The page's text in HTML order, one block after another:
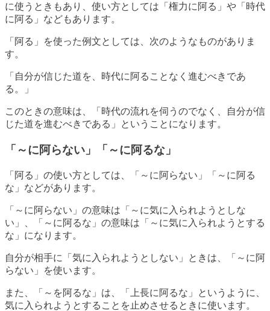
に使うときもあり、使い方としては「権力に阿る」や「時代
に阿る」などもあります。
「阿る」を使った例文としては、次のようなものがありま
す。
「自分が信じた道を、時代に阿ることなく進むべきであ
る。」
このときの意味は、「時代の流れを伺うのでなく、自分が信
じた道を進むべきである」ということになります。
「～に阿らない」「～に阿るな」
「阿る」の使い方としては、「～に阿らない」「～に阿る
な」などがあります。
「～に阿らない」の意味は「～に気に入られようとしな
い」、「～に阿るな」の意味は「～に気に入られようとする
な」になります。
自分が相手に「気に入られようとしない」ときは、「～に阿
らない」を使います。
また、「～を阿るな」は、「上長に阿るな」というように、
気に入られようとすることを止めさせるときに使います。